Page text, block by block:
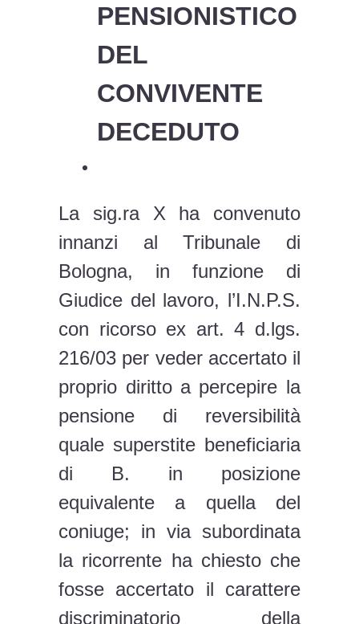
PENSIONISTICO
DEL
CONVIVENTE
DECEDUTO
La sig.ra X ha convenuto
innanzi al Tribunale di
Bologna, in funzione di
Giudice del lavoro, l’I.N.P.S.
con ricorso ex art. 4 d.lgs.
216/03 per veder accertato il
proprio diritto a percepire la
pensione di reversibilità
quale superstite beneficiaria
di B. in posizione
equivalente a quella del
coniuge; in via subordinata
la ricorrente ha chiesto che
fosse accertato il carattere
discriminatorio della